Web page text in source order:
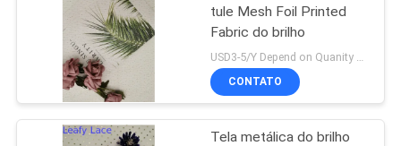
Tela do laço do
estiramento
tule Mesh Foil Printed
Fabric do brilho
CONTATO
Tela metálica do brilho